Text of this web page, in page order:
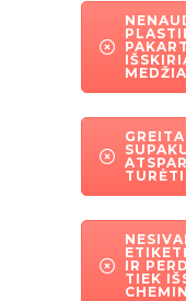
IR
TIEK